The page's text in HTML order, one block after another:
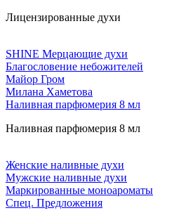
Лицензированные духи
SHINE Мерцающие духи
Благословение небожителей
Майор Гром
Милана Хаметова
Наливная парфюмерия 8 мл
Наливная парфюмерия 8 мл
Женские наливные духи
Мужские наливные духи
Маркированные моноароматы
Cпец. Предложения